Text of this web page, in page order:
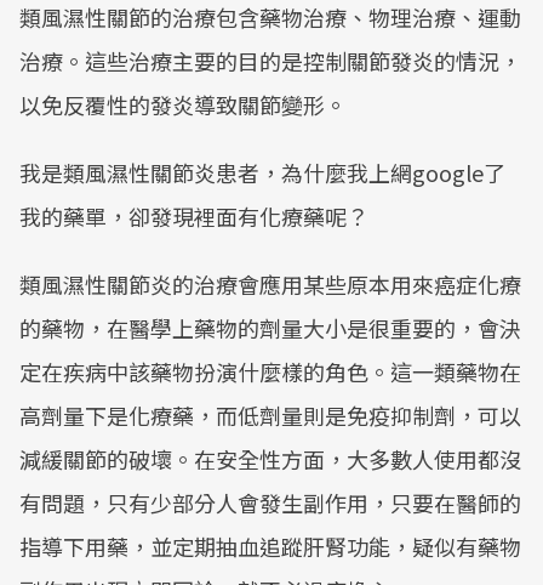
類風濕性關節的治療包含藥物治療、物理治療、運動
治療。這些治療主要的目的是控制關節發炎的情況，
以免反覆性的發炎導致關節變形。
我是類風濕性關節炎患者，為什麼我上網google了
我的藥單，卻發現裡面有化療藥呢？
類風濕性關節炎的治療會應用某些原本用來癌症化療
的藥物，在醫學上藥物的劑量大小是很重要的，會決
定在疾病中該藥物扮演什麼樣的角色。這一類藥物在
高劑量下是化療藥，而低劑量則是免疫抑制劑，可以
減緩關節的破壞。在安全性方面，大多數人使用都沒
有問題，只有少部分人會發生副作用，只要在醫師的
指導下用藥，並定期抽血追蹤肝腎功能，疑似有藥物